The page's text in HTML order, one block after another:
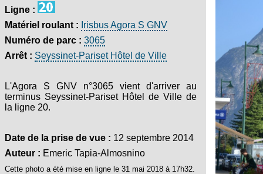
Ligne :
Matériel roulant : Irisbus Agora S GNV
Numéro de parc : 3065
Arrêt : Seyssinet-Pariset Hôtel de Ville
L'Agora S GNV n°3065 vient d'arriver au
terminus Seyssinet-Pariset Hôtel de Ville de
la ligne 20.
Date de la prise de vue : 12 septembre 2014
Auteur : Emeric Tapia-Almosnino
Cette photo a été mise en ligne le 31 mai 2018 à 17h32.